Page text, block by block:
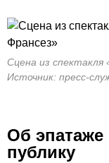
Сцена из спектакля
Источник: пресс-
Об
публику